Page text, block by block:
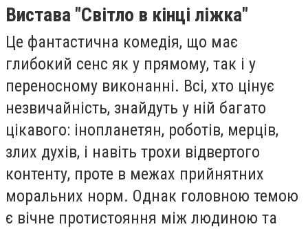
Вистава "Світло в кінці ліжка"
Це фантастична комедія, що має
глибокий сенс як у прямому, так і у
переносному виконанні. Всі, хто цінує
незвичайність, знайдуть у ній багато
цікавого: інопланетян, роботів, мерців,
злих духів, і навіть трохи відвертого
контенту, проте в межах прийнятних
моральних норм. Однак головною темою
є вічне протистояння між людиною та